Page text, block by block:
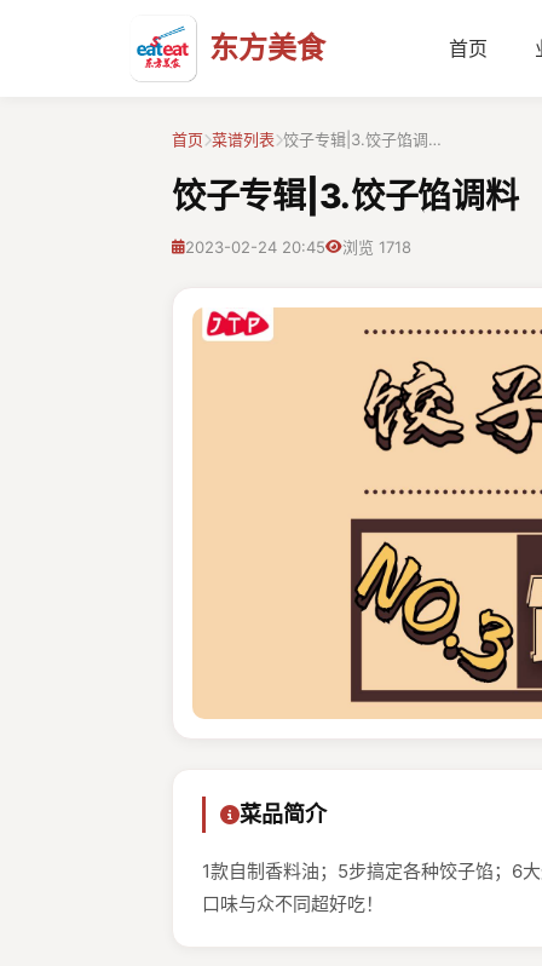
东方美食 首页
首页 菜谱列表 饺子专辑|3.饺子馅调…
饺子专辑|3.饺子馅调料
2023-02-24 20:45 浏览 1718
菜品简介
1款自制香料油；5步搞定各种饺子馅；6
口味与众不同超好吃！